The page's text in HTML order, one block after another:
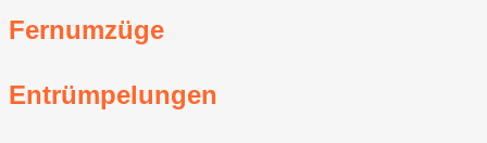
Fernumzüge
Entrümpelungen